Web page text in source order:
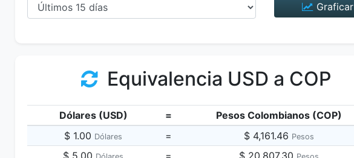
Graficar
Equivalencia USD a COP
Dólares (USD) =
Pesos Colombianos (COP)
$ 1.00 Dólares = $ 4,161.46 Pesos
$ 5.00 = $ 20,807.30